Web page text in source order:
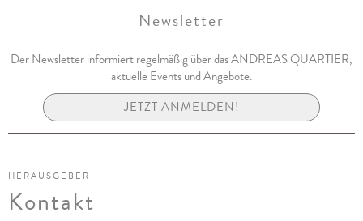
Newsletter
Der Newsletter informiert regelmäßig über das ANDREAS QUARTIER,
aktuelle Events und Angebote.
JETZT ANMELDEN!
HERAUSGEBER
Kontakt